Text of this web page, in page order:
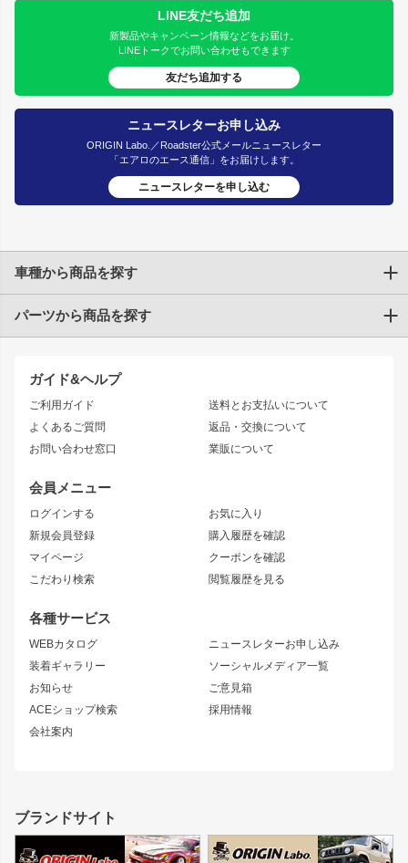
LINE友だち追加
新製品やキャンペーン情報などをお届け。
LINEトークでお問い合わせもできます
友だち追加する
ニュースレターお申し込み
ORIGIN Labo.／Roadster公式メールニュースレター
「エアロのエース通信」をお届けします。
ニュースレターを申し込む
ガイド&ヘルプ
ご利用ガイド
よくあるご質問
お問い合わせ窓口
送料とお支払いについて
返品・交換について
業販について
会員メニュー
ログインする
新規会員登録
マイページ
こだわり検索
お気に入り
購入履歴を確認
クーポンを確認
閲覧履歴を見る
各種サービス
WEBカタログ
装着ギャラリー
お知らせ
ACEショップ検索
会社案内
ニュースレターお申し込み
ソーシャルメディア一覧
ご意見箱
採用情報
車種から商品を探す
トヨタ
JZX90 CHASER
JZX110 MARK II
JZX100 MARK II
JZX90 MARK II
トレノ
マークX
アリスト
ソアラ
アルテッツァ
ニッサン
S15 シルビア
S14 シルビア 後期
S13 シルビア
180SX
シルエイティ
ワンビア
ローレル
セフィーロ
キャラバン
スズキ
GS350
SC
パーツから商品を探す
エアロシリーズ
ドリフトライン
風神
雷神
レーシングライン
アタックライン
ストリームライン
リアウイング
ジムニーパーツ
ホイール
MUD-S7
MUD-SR7
まつど家 鉄漢
ボンネット
フェンダー
サイドパーツ
リアゲート
メンテナンスパーツ
ブランドサイト